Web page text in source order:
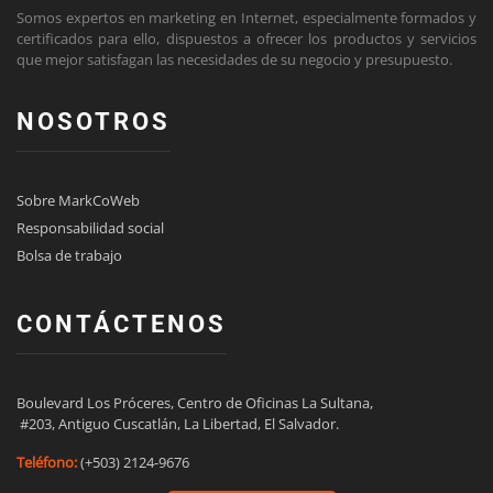
Somos expertos en marketing en Internet, especialmente formados y
certificados para ello, dispuestos a ofrecer los productos y servicios
que mejor satisfagan las necesidades de su negocio y presupuesto.
NOSOTROS
Sobre MarkCoWeb
Responsabilidad social
Bolsa de trabajo
CONTÁCTENOS
Boulevard Los Próceres, Centro de Oficinas La Sultana,
#203, Antiguo Cuscatlán, La Libertad, El Salvador.
Teléfono:(+503) 2124-9676